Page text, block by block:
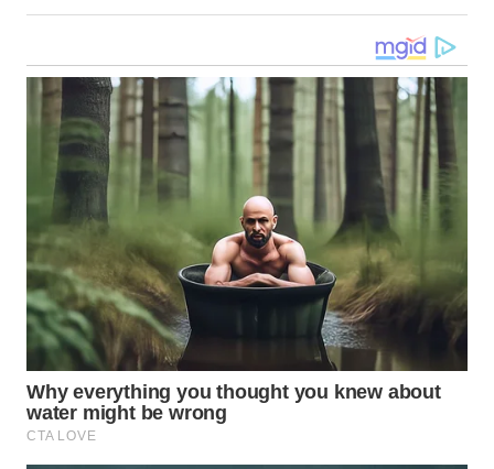
WN
KALSEL
KALTIM
WN
SULSEL
WN
GORONTALO
WN